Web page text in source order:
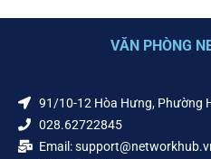
VĂN PHÒNG
91/10-12 Hòa Hưng, Phường
028.62722845
Email: